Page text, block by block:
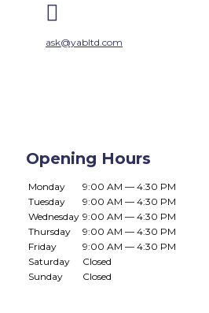

ask@yabltd.com
Opening Hours
Monday
9:00 AM — 4:30 PM
Tuesday
9:00 AM — 4:30 PM
Wednesday 9:00 AM — 4:30 PM
Thursday
9:00 AM — 4:30 PM
Friday
9:00 AM — 4:30 PM
Saturday
Closed
Sunday
Closed